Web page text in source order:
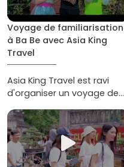
Voyage de familiarisation
à Ba Be avec Asia King
Travel
Asia King Travel est ravi
d'organiser un voyage de...